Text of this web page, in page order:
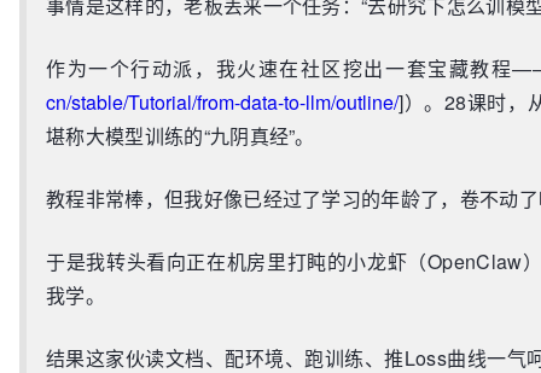
作为一个行动派，我火速在社区挖出一套宝藏教程
cn/stable/Tutorial/from-data-to-llm/outline/]）。28课时，
堪称大模型训练的“九阴真经”。
教程非常棒，但我好像已经过了学习的年龄了，卷不动
于是我转头看向正在机房里打盹的小龙虾（
我学。
结果这家伙读文档、配环境、跑训练、推Loss曲线一